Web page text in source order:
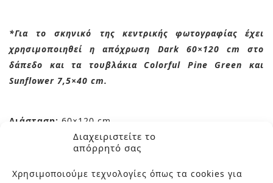
Διαχειριστείτε το
απόρρητό σας
Χρησιμοποιούμε τεχνολογίες όπως τα cookies για
*Για το σκηνικό της κεντρικής φωτογραφίας έχει
χρησιμοποιηθεί η απόχρωση Dark 60×120 cm στο
δάπεδο και τα τουβλάκια Colorful Pine Green και
Sunflower 7,5×40 cm.
Διάσταση: 60×120 cm